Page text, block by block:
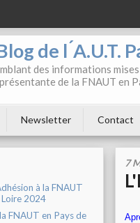
de l ́A.U.T.
des informations
de la FNAUT en
Newsletter Contact
à la FNAUT
Loire 2024
FNAUT en Pays de
7